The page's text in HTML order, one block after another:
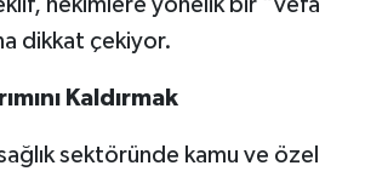
dikkat çekiyor.
Kaldırmak
sektöründe kamu ve özel